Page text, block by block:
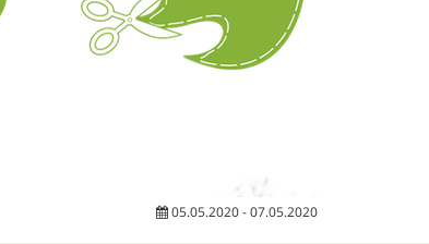
05.05.2020 - 07.05.2020